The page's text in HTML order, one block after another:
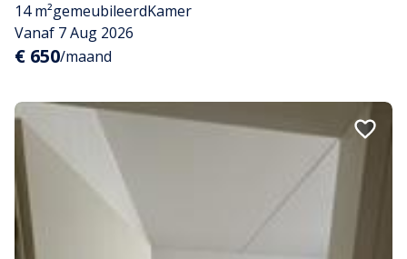
14 m²gemeubileerdKamer
Vanaf 7 Aug 2026
€ 650/maand